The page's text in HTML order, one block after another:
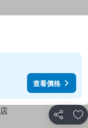
查看價格
分享 加